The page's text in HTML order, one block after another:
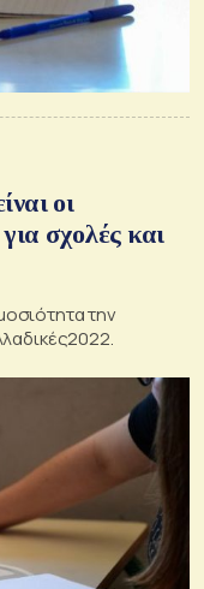
οι
σχολές και
την